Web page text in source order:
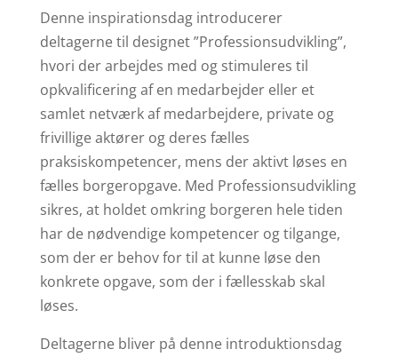
Denne inspirationsdag introducerer
deltagerne til designet ”Professionsudvikling”,
hvori der arbejdes med og stimuleres til
opkvalificering af en medarbejder eller et
samlet netværk af medarbejdere, private og
frivillige aktører og deres fælles
praksiskompetencer, mens der aktivt løses en
fælles borgeropgave. Med Professionsudvikling
sikres, at holdet omkring borgeren hele tiden
har de nødvendige kompetencer og tilgange,
som der er behov for til at kunne løse den
konkrete opgave, som der i fællesskab skal
løses.
Deltagerne bliver på denne introduktionsdag